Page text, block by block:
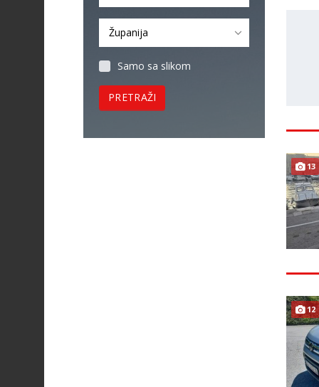
Županija
Samo sa slikom
PRETRAŽI
13
12